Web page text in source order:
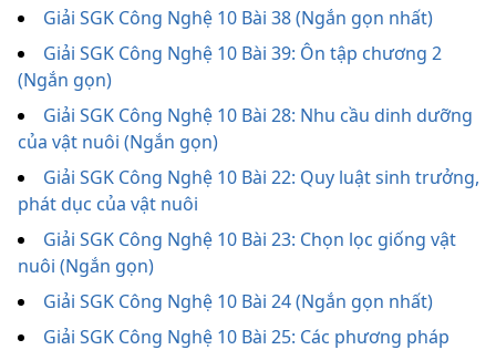
Giải SGK Công Nghệ 10 Bài 38 (Ngắn gọn nhất)
Giải SGK Công Nghệ 10 Bài 39: Ôn tập chương 2
(Ngắn gọn)
Giải SGK Công Nghệ 10 Bài 28: Nhu cầu dinh dưỡng
của vật nuôi (Ngắn gọn)
Giải SGK Công Nghệ 10 Bài 22: Quy luật sinh trưởng,
phát dục của vật nuôi
Giải SGK Công Nghệ 10 Bài 23: Chọn lọc giống vật
nuôi (Ngắn gọn)
Giải SGK Công Nghệ 10 Bài 24 (Ngắn gọn nhất)
Giải SGK Công Nghệ 10 Bài 25: Các phương pháp